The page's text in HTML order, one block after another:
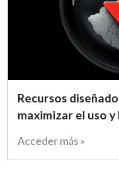
Recursos
maximizar el uso
Acceder más »